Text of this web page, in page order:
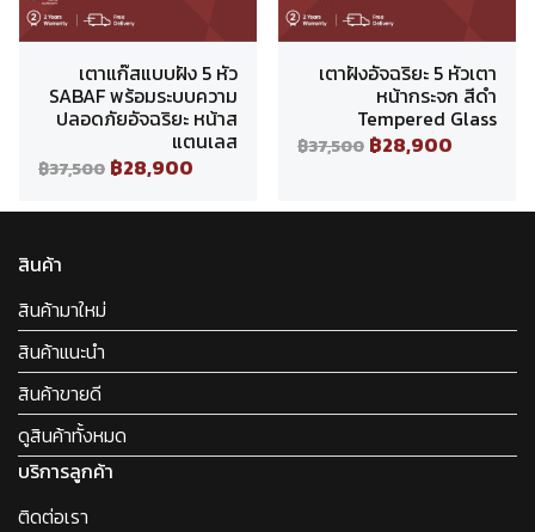
เตาแก๊สแบบฝัง 5 หัว
SABAF พร้อมระบบความ
ปลอดภัยอัจฉริยะ หน้าส
แตนเลส
฿37,500 ฿28,900
เตาฝังอัจฉริยะ 5 หัวเตา
หน้ากระจก สีดำ
Tempered Glass
฿37,500 ฿28,900
สินค้า
สินค้ามาใหม่
สินค้าแนะนำ
สินค้าขายดี
ดูสินค้าทั้งหมด
บริการลูกค้า
ติดต่อเรา